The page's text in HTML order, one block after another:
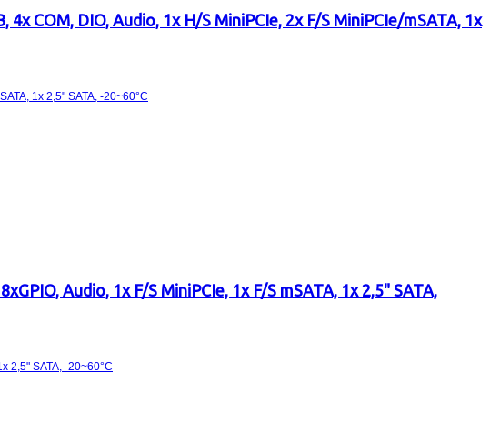
COM, DIO, Audio, 1x H/S MiniPCIe, 2x F/S MiniPCIe/mSATA, 1x
Audio, 1x F/S MiniPCIe, 1x F/S mSATA, 1x 2,5" SATA,